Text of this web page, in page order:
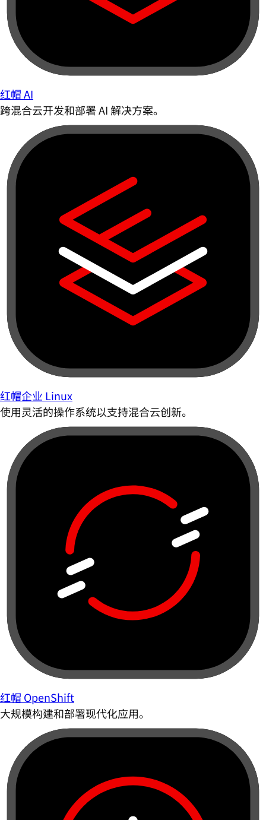
红帽 AI
跨混合云开发和部署 AI 解决方案。
红帽企业 Linux
使用灵活的操作系统以支持混合云创新。
红帽 OpenShift
大规模构建和部署现代化应用。